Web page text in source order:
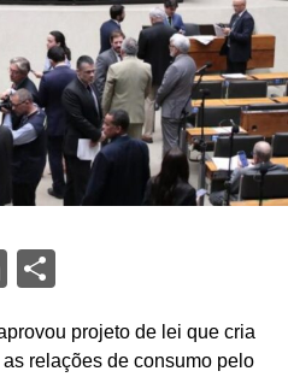
LinkedIn
Share
projeto de lei que cria
relações de consumo pelo